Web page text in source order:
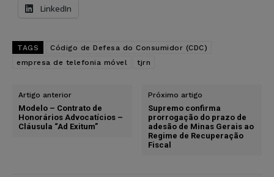
LinkedIn
TAGS
Código de Defesa do Consumidor (CDC)
empresa de telefonia móvel
tjrn
Artigo anterior
Modelo – Contrato de
Honorários Advocatícios –
Cláusula “Ad Exitum”
Próximo artigo
Supremo confirma
prorrogação do prazo de
adesão de Minas Gerais ao
Regime de Recuperação
Fiscal